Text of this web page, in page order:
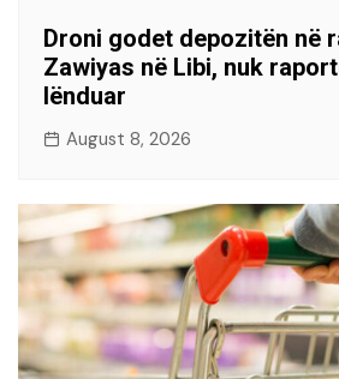
Droni godet depozitën në
Zawiyas në Libi, nuk
lënduar
August 8, 2026